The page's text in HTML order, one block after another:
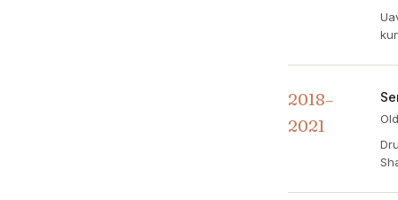
2018–
2021